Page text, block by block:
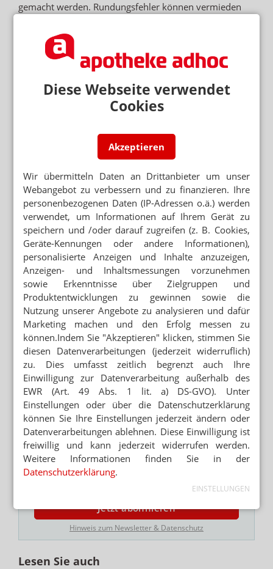
Diese Webseite verwendet
Cookies
Akzeptieren
Wir übermitteln Daten an Drittanbieter um unser
Webangebot zu verbessern und zu finanzieren. Ihre
personenbezogenen Daten (IP-Adressen o.ä.) werden
verwendet, um Informationen auf Ihrem Gerät zu
speichern und /oder darauf zugreifen (z. B. Cookies,
Geräte-Kennungen oder andere Informationen),
personalisierte Anzeigen und Inhalte anzuzeigen,
Anzeigen- und Inhaltsmessungen vorzunehmen
sowie Erkenntnisse über Zielgruppen und
Produktentwicklungen zu gewinnen sowie die
Nutzung unserer Angebote zu analysieren und dafür
Marketing machen und den Erfolg messen zu
können.Indem Sie "Akzeptieren" klicken, stimmen Sie
diesen Datenverarbeitungen (jederzeit widerruflich)
zu. Dies umfasst zeitlich begrenzt auch Ihre
Einwilligung zur Datenverarbeitung außerhalb des
EWR (Art. 49 Abs. 1 lit. a) DS-GVO). Unter
Einstellungen oder über die Datenschutzerklärung
können Sie Ihre Einstellungen jederzeit ändern oder
Datenverarbeitungen ablehnen. Diese Einwilligung ist
freiwillig und kann jederzeit widerrufen werden.
Weitere Informationen finden Sie in der
Datenschutzerklärung.
EINSTELLUNGEN
gemacht werden. Rundungsfehler können vermieden
größer 0,5 Cent aufgerundet wird.
Apotheken dürfen bei einer im Sprechstundenbedarf
verordneten Rezeptur keinen Gefäßpreis in Rechnung
stellen. Eine Ausnahme gilt nur, wenn ein
entsprechender Regionalvertrag vorliegt.
Alle Preise müssen auf der Vorderseite der Verordnung
angegeben sein. Ist dies aus Platzgründen nicht möglich,
Vermerk auf dem Dokument ist zu empfehlen.
Die Apotheken haben im vergangenen Jahr 7,2
Millionen sogenannte allgemeine Rezepturen wie
Kapseln oder Salben für Kassenpatienten hergestellt.
Das ergab eine Auswertung von Verordnungen durch
das Deutsche Arzneiprüfungsinstitut (DAPI). Damit ist
die Zahl
seit 2011 um ein Drittel gesunken. Laut
Arzneimittel-Versorgungsstärkungsgesetz (AM-VSG)
sollen die Apotheken künftig auch die Abgabepauschale
von 8,35 Euro abrechnen können . In der Summe ergibt
dies nach den aktuellen DAPI-Zahlen 60 Millionen Euro.
Abrechnung/Retax Rezeptur
NEWSLETTER
Das Wichtigste des Tages direkt in
Ihr Postfach. Kostenlos!
E-MAIL ADRESSE
Jetzt abonnieren
Hinweis zum Newsletter & Datenschutz
Lesen Sie auch